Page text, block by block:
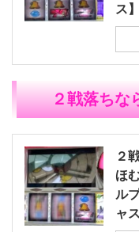
ス】
２戦落ちな
２
ほ
ル
ャス